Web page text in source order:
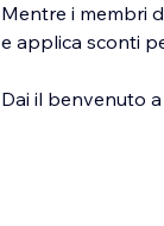
Mentre i membri
e applica sconti
Dai il benvenuto